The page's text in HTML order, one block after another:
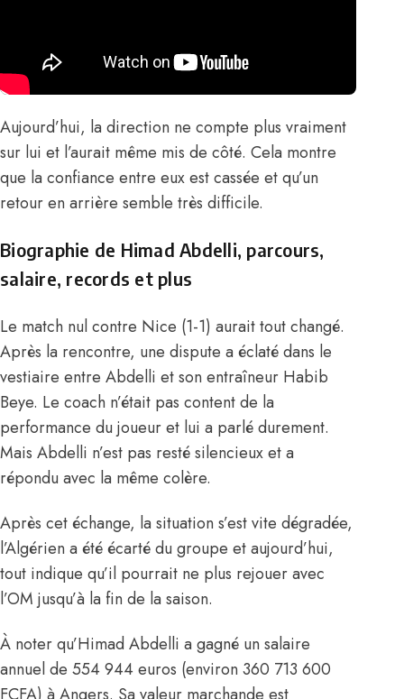
Aujourd’hui, la direction ne compte plus vraiment
sur lui et l’aurait même mis de côté. Cela montre
que la confiance entre eux est cassée et qu’un
retour en arrière semble très difficile.
Biographie de Himad Abdelli, parcours,
salaire, records et plus
Le match nul contre Nice (1-1) aurait tout changé.
Après la rencontre, une dispute a éclaté dans le
vestiaire entre Abdelli et son entraîneur Habib
Beye. Le coach n’était pas content de la
performance du joueur et lui a parlé durement.
Mais Abdelli n’est pas resté silencieux et a
répondu avec la même colère.
Après cet échange, la situation s’est vite dégradée,
l’Algérien a été écarté du groupe et aujourd’hui,
tout indique qu’il pourrait ne plus rejouer avec
l’OM jusqu’à la fin de la saison.
À noter qu’Himad Abdelli a gagné un salaire
annuel de 554 944 euros (environ 360 713 600